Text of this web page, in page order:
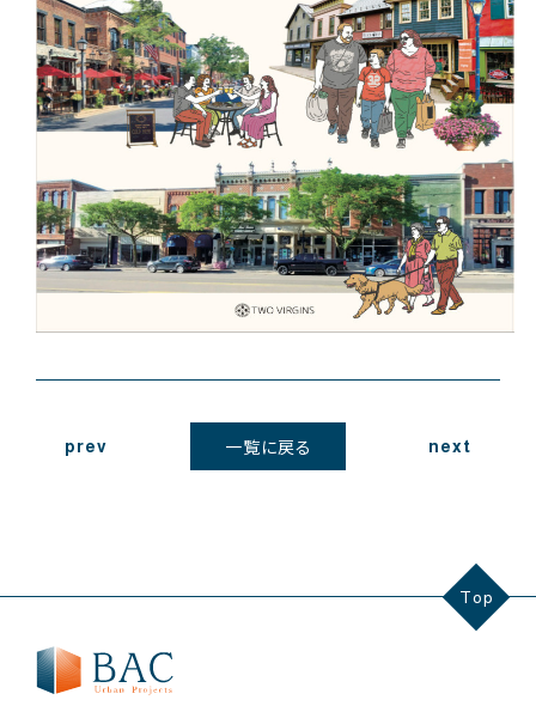
prev 一覧に戻る next
Top